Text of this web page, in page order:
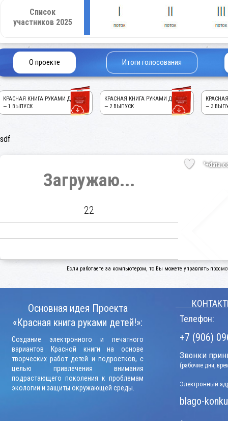
Список
участников 2025
О проекте Итоги голосования
КРАСНАЯ КНИГА РУКАМИ ДЕТЕЙ!
— 1 ВЫПУСК
КРАСНАЯ КНИГА РУКАМИ ДЕТЕЙ!
— 2 ВЫПУСК
— 3
sdf
Загружаю...
22
Если работаете за компьютером, то Вы можете управлять
Основная идея Проекта
«Красная книга руками детей!»:
Создание электронного и печатного
вариантов Красной книги на основе
творческих работ детей и подростков, с
целью привлечения внимания
подрастающего поколения к проблемам
экологии и защиты окружающей среды.
Телефон:
+7 (906)
Звонки
(рабочие дни,
Электронный
blago-